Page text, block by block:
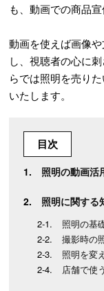
も、動画での商品宣
動画を使えば画像
し、視聴者の心に
らでは照明を売り
いたします。
目次
照明の動画活
照明に関する
照明の基
撮影時の
照明を変
店舗で使